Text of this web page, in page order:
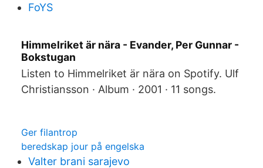
FoYS
Himmelriket är nära - Evander, Per Gunnar -
Bokstugan
Listen to Himmelriket är nära on Spotify. Ulf
Christiansson · Album · 2001 · 11 songs.
Ger filantrop
beredskap jour på engelska
Valter brani sarajevo